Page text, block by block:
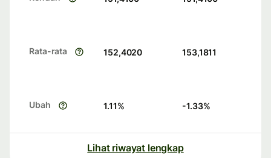
Rata-rata 152,4020 153,1811
Ubah 1.11% -1.33%
Lihat riwayat lengkap